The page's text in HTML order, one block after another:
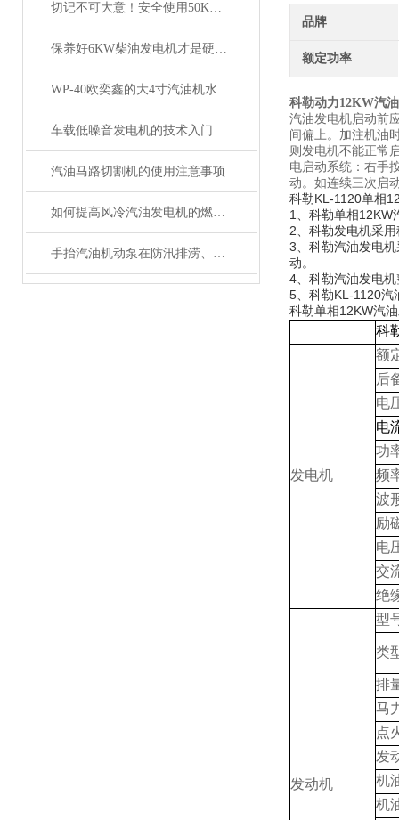
切记不可大意！安全使用50KW柴油发电机组
保养好6KW柴油发电机才是硬道理！
WP-40欧奕鑫的大4寸汽油机水泵15P马力
车载低噪音发电机的技术入门者须知
汽油马路切割机的使用注意事项
如何提高风冷汽油发电机的燃油利用率？
手抬汽油机动泵在防汛排涝、农田灌溉中的实际应用
品牌
额定功率
科勒动力12KW汽
汽油发电机启动前
间偏上。加注机油
则发电机不能正常
电启动系统：右手
动。如连续三次启
科勒KL-1120单相
1、科勒单相12KW
2、科勒发电机采
3、科勒汽油发电
动。
4、科勒汽油发电
5、科勒KL-1120汽
科勒单相12KW汽
科
发电机
额
后
电
电
功
频
波
励
电
交
绝
发动机
型
类
排
马
点
发
机
机